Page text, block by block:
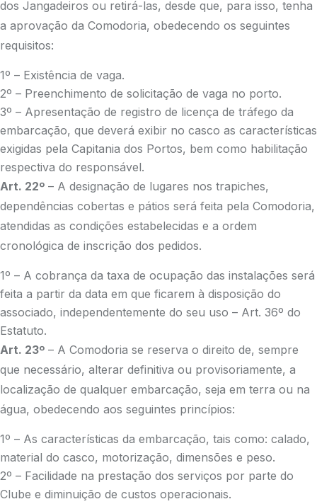
dos Jangadeiros ou retirá-las, desde que, para isso, tenha
a aprovação da Comodoria, obedecendo os seguintes
requisitos:
1º – Existência de vaga.
2º – Preenchimento de solicitação de vaga no porto.
3º – Apresentação de registro de licença de tráfego da
embarcação, que deverá exibir no casco as características
exigidas pela Capitania dos Portos, bem como habilitação
respectiva do responsável.
Art. 22º – A designação de lugares nos trapiches,
dependências cobertas e pátios será feita pela Comodoria,
atendidas as condições estabelecidas e a ordem
cronológica de inscrição dos pedidos.
1º – A cobrança da taxa de ocupação das instalações será
feita a partir da data em que ficarem à disposição do
associado, independentemente do seu uso – Art. 36º do
Estatuto.
Art. 23º – A Comodoria se reserva o direito de, sempre
que necessário, alterar definitiva ou provisoriamente, a
localização de qualquer embarcação, seja em terra ou na
água, obedecendo aos seguintes princípios:
1º – As características da embarcação, tais como: calado,
material do casco, motorização, dimensões e peso.
2º – Facilidade na prestação dos serviços por parte do
Clube e diminuição de custos operacionais.